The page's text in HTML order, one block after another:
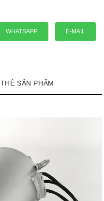
WHATSAPP E-MAIL
THẺ SẢN PHẨM